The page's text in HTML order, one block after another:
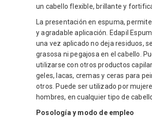
un cabello flexible, brillante y
La presentación en espuma,
y agradable aplicación. Edapil
una vez aplicado no deja residuos,
grasosa ni pegajosa en el cabello.
utilizarse con otros productos
geles, lacas, cremas y ceras para
otros. Puede ser utilizado por
hombres, en cualquier tipo de
Posología y modo de empleo